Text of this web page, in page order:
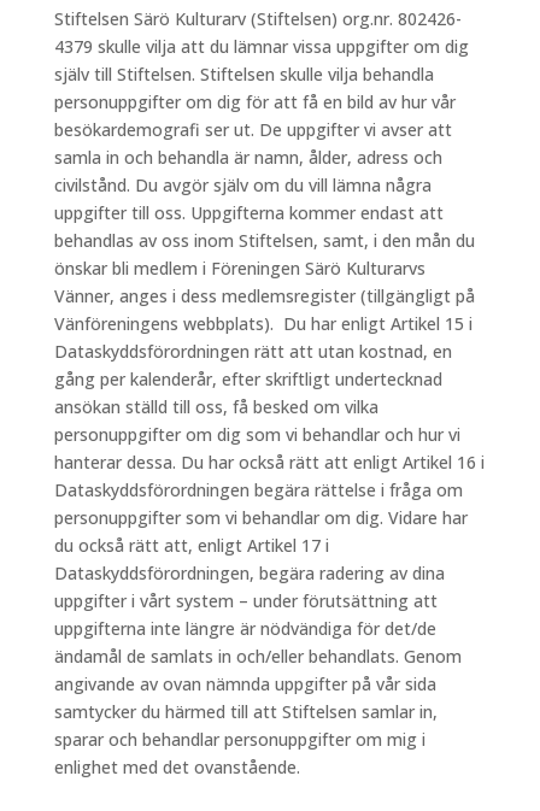
Stiftelsen Särö Kulturarv (Stiftelsen) org.nr. 802426-
4379 skulle vilja att du lämnar vissa uppgifter om dig
själv till Stiftelsen. Stiftelsen skulle vilja behandla
personuppgifter om dig för att få en bild av hur vår
besökardemografi ser ut. De uppgifter vi avser att
samla in och behandla är namn, ålder, adress och
civilstånd. Du avgör själv om du vill lämna några
uppgifter till oss. Uppgifterna kommer endast att
behandlas av oss inom Stiftelsen, samt, i den mån du
önskar bli medlem i Föreningen Särö Kulturarvs
Vänner, anges i dess medlemsregister (tillgängligt på
Vänföreningens webbplats). Du har enligt Artikel 15 i
Dataskyddsförordningen rätt att utan kostnad, en
gång per kalenderår, efter skriftligt undertecknad
ansökan ställd till oss, få besked om vilka
personuppgifter om dig som vi behandlar och hur vi
hanterar dessa. Du har också rätt att enligt Artikel 16 i
Dataskyddsförordningen begära rättelse i fråga om
personuppgifter som vi behandlar om dig. Vidare har
du också rätt att, enligt Artikel 17 i
Dataskyddsförordningen, begära radering av dina
uppgifter i vårt system – under förutsättning att
uppgifterna inte längre är nödvändiga för det/de
ändamål de samlats in och/eller behandlats. Genom
angivande av ovan nämnda uppgifter på vår sida
samtycker du härmed till att Stiftelsen samlar in,
sparar och behandlar personuppgifter om mig i
enlighet med det ovanstående.